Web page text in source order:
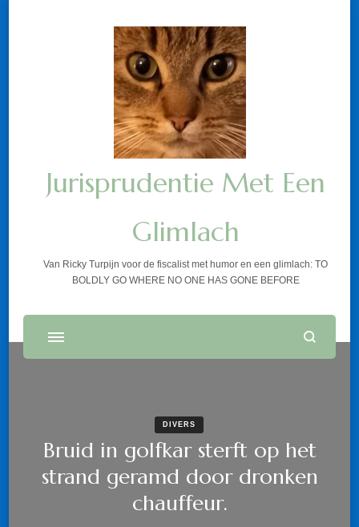
Jurisprudentie Met Een
Glimlach
Van Ricky Turpijn voor de fiscalist met humor en een glimlach: TO
BOLDLY GO WHERE NO ONE HAS GONE BEFORE
DIVERS
Bruid in golfkar sterft op het
strand geramd door dronken
chauffeur.